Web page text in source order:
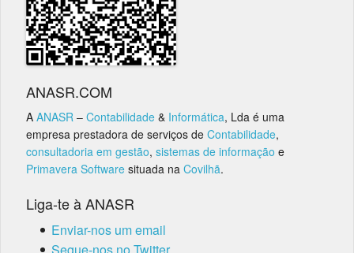
ANASR.COM
A ANASR– Contabilidade& Informática, Lda é uma
empresa prestadora de serviços de Contabilidade,
consultadoria em gestão, sistemas de informação e
Primavera Softwaresituada na Covilhã.
Liga-te à ANASR
Enviar-nos um email
Segue-nos no Twitter